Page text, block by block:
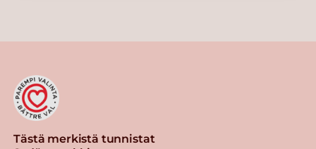
Tästä merkistä tunnistat